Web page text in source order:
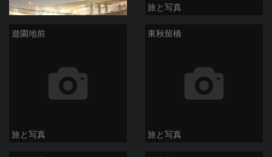
旅と写真 旅と写真
遊園地前
旅と写真
東秋留橋
旅と写真